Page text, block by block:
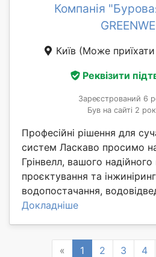
Компанія
Київ (Може
Реквізити
Зареєстрований 6
Був на сайті 2
Професійні рішення для
систем Ласкаво просимо
Грінвелл, вашого надійного
проєктування та
водопостачання,
Докладніше
« Previous
1 2 3 4